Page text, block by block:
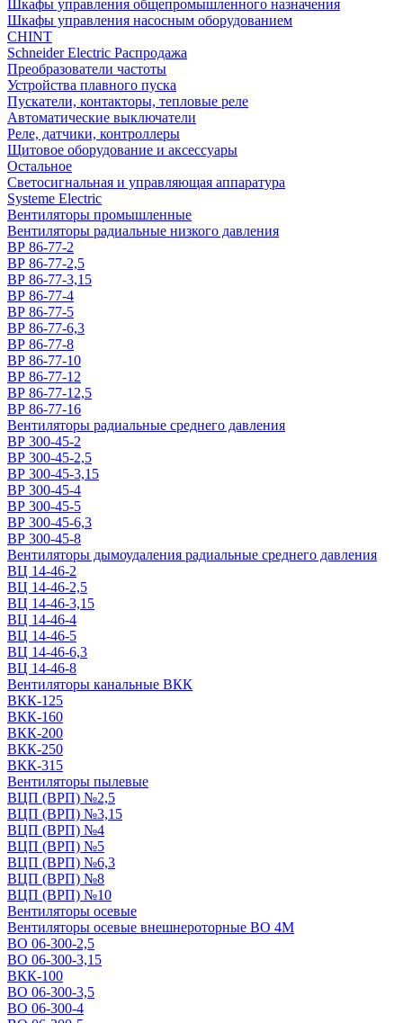
Шкафы управления общепромышленного назначения
Шкафы управления насосным оборудованием
CHINT
Schneider Electric Распродажа
Преобразователи частоты
Устройства плавного пуска
Пускатели, контакторы, тепловые реле
Автоматические выключатели
Реле, датчики, контроллеры
Щитовое оборудование и аксессуары
Остальное
Светосигнальная и управляющая аппаратура
Systeme Electric
Вентиляторы промышленные
Вентиляторы радиальные низкого давления
ВР 86-77-2
ВР 86-77-2,5
ВР 86-77-3,15
ВР 86-77-4
ВР 86-77-5
ВР 86-77-6,3
ВР 86-77-8
ВР 86-77-10
ВР 86-77-12
ВР 86-77-12,5
ВР 86-77-16
Вентиляторы радиальные среднего давления
ВР 300-45-2
ВР 300-45-2,5
ВР 300-45-3,15
ВР 300-45-4
ВР 300-45-5
ВР 300-45-6,3
ВР 300-45-8
Вентиляторы дымоудаления радиальные среднего давления
ВЦ 14-46-2
ВЦ 14-46-2,5
ВЦ 14-46-3,15
ВЦ 14-46-4
ВЦ 14-46-5
ВЦ 14-46-6,3
ВЦ 14-46-8
Вентиляторы канальные ВКК
ВКК-125
ВКК-160
ВКК-200
ВКК-250
ВКК-315
Вентиляторы пылевые
ВЦП (ВРП) №2,5
ВЦП (ВРП) №3,15
ВЦП (ВРП) №4
ВЦП (ВРП) №5
ВЦП (ВРП) №6,3
ВЦП (ВРП) №8
ВЦП (ВРП) №10
Вентиляторы осевые
Вентиляторы осевые внешнероторные ВО 4М
ВО 06-300-2,5
ВО 06-300-3,15
ВКК-100
ВО 06-300-3,5
ВО 06-300-4